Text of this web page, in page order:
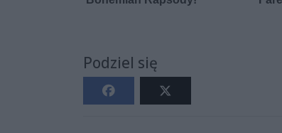
Podziel się